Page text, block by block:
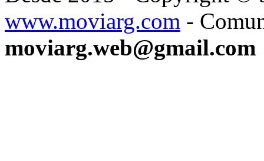
www.moviarg.com -
moviarg.web@gmail.com